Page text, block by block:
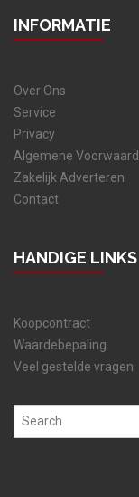
INFORMATIE
Over Ons
Service
Privacy
Algemene
Zakelijk Adverteren
Contact
HANDIGE LINKS
Koopcontract
Waardebepaling
Veel gestelde vragen